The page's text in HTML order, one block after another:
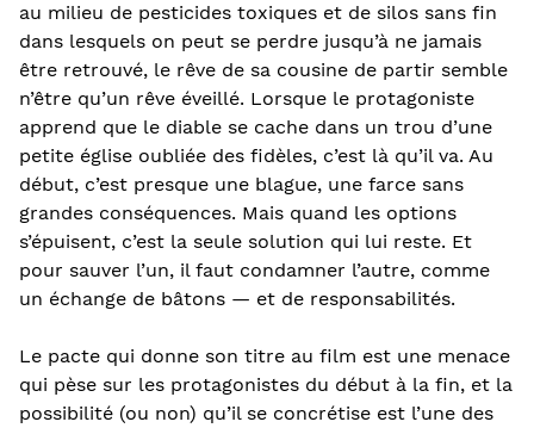
au milieu de pesticides toxiques et de silos sans fin
dans lesquels on peut se perdre jusqu’à ne jamais
être retrouvé, le rêve de sa cousine de partir semble
n’être qu’un rêve éveillé. Lorsque le protagoniste
apprend que le diable se cache dans un trou d’une
petite église oubliée des fidèles, c’est là qu’il va. Au
début, c’est presque une blague, une farce sans
grandes conséquences. Mais quand les options
s’épuisent, c’est la seule solution qui lui reste. Et
pour sauver l’un, il faut condamner l’autre, comme
un échange de bâtons — et de responsabilités.
Le pacte qui donne son titre au film est une menace
qui pèse sur les protagonistes du début à la fin, et la
possibilité (ou non) qu’il se concrétise est l’une des